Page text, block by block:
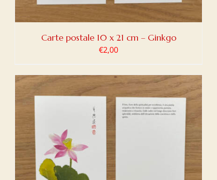
Carte postale 10 x 21 cm – Ginkgo
€2,00